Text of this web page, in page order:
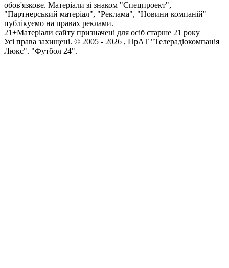
обов'язкове. Матеріали зі знаком "Спецпроект",
"Партнерський матеріал", "Реклама", "Новини компаній"
публікуємо на правах реклами.
21+Матеріали сайту призначені для осіб старше 21 року
Усi права захищенi. © 2005 - 2026 , ПрАТ "Телерадіокомпанія
Люкс". "Футбол 24".